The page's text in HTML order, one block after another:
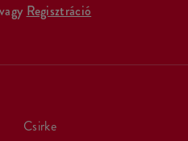
vagy Regisztráció
csirke